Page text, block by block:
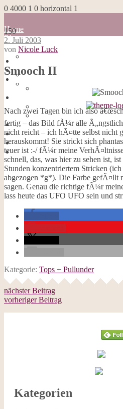
0 4000 1 0 horizontal 1
Home
Blog
about me
Impressum
Datenschutzerklärung
Galerie
Opal-Abos
Strickblogs
Hörbücher
150
Home
Blog
about me
Datenschutzerklärung
Cookies
Galerie
Opal-Abos
Strickblogs
Hörbücher
2. Juli 2003
von Nicole Luck
Smooch II
Nach zwei Tagen bin ich also
fertig – das Bild fÃ¼r alle
nicht reicht – ich hÃ¤tte selbst nicht
herauskommt! Sie strickt sich
teuer ist :-/ fÃ¼r meine
schnell, das, was hier zu sehen ist,
Stunden konzentriertem Stricken (ich
abgezogen *g*). Die Farbe gefÃ¤llt
sagen. Genau die richtige fÃ¼r
lass heute das UFO UFO sein und
Kategorie: Tops + Pullunder
nächster Beitrag
vorheriger Beitrag
Kategorien